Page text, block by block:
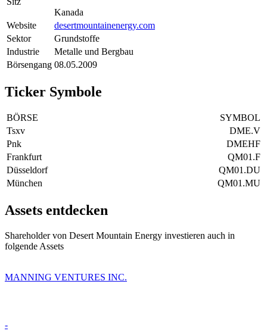
Kanada
Website
desertmountainenergy.com
Sektor
Grundstoffe
Industrie
Metalle und Bergbau
Börsengang 08.05.2009
Ticker Symbole
BÖRSE
SYMBOL
Tsxv
DME.V
Pnk
DMEHF
Frankfurt
QM01.F
Düsseldorf
QM01.DU
München
QM01.MU
Assets entdecken
Shareholder von Desert Mountain Energy investieren auch in
folgende Assets
MANNING VENTURES INC.
-